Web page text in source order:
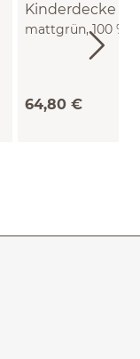
Kinderdecke
mattgrün, 100 %
(100 x 150 cm)
64,80 €